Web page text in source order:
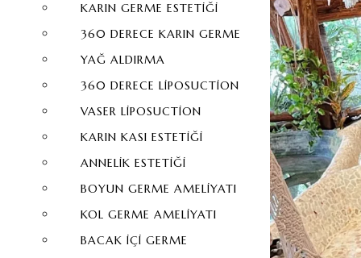
KARIN GERME ESTETIĞI
360 DERECE KARIN GERME
YAĞ ALDIRMA
360 DERECE LIPOSUCTION
VASER LIPOSUCTION
KARIN KASI ESTETIĞI
ANNELIK ESTETIĞI
BOYUN GERME AMELIYATI
KOL GERME AMELIYATI
BACAK İÇI GERME